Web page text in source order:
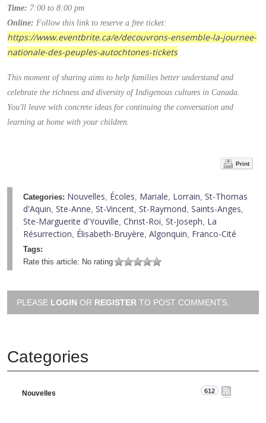
Time: 7:00 to 8:00 pm
Online: Follow this link to reserve a free ticket:
https://www.eventbrite.ca/e/decouvrons-ensemble-la-journee-
nationale-des-peuples-autochtones-tickets
This moment of sharing aims to help families better understand and
celebrate the richness and diversity of Indigenous cultures in Canada.
You'll leave with concrete ideas for continuing the conversation and
learning at home with your children.
Print
Categories: Nouvelles, Écoles, Mariale, Lorrain, St-Thomas
d'Aquin, Ste-Anne, St-Vincent, St-Raymond, Saints-Anges,
Ste-Marguerite d'Youville, Christ-Roi, St-Joseph, La
Résurrection, Élisabeth-Bruyère, Algonquin, Franco-Cité
Tags:
Rate this article: No rating
PLEASE LOGIN OR REGISTER TO POST COMMENTS.
Categories
Nouvelles 612